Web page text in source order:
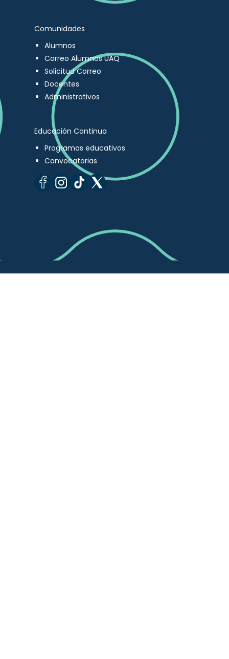
Comunidades
Alumnos
Correo Alumnos UAQ
Solicitud Correo
Docentes
Administrativos
Educación Continua
Programas educativos
Convocatorias